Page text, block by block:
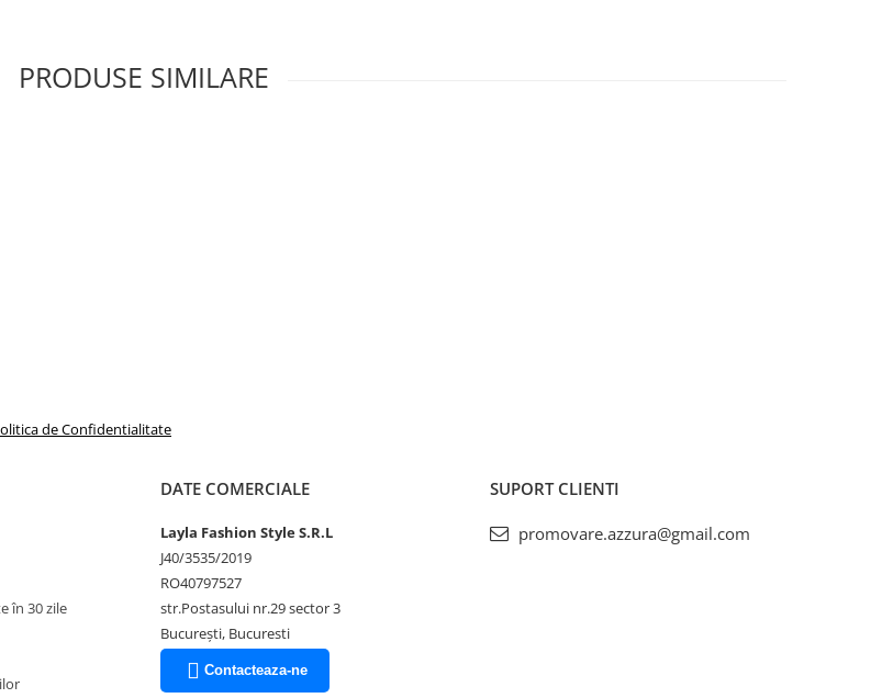
PRODUSE SIMILARE
de Confidentialitate
în 30 zile
DATE COMERCIALE
Layla Fashion Style S.R.L
J40/3535/2019
RO40797527
str.Postasului nr.29 sector 3
București, Bucuresti
Contacteaza-ne
SUPORT CLIENTI
promovare.azzura@gmail.com